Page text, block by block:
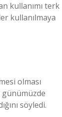
kullanımı terk
kullanılmaya
olması
günümüzde
söyledi.